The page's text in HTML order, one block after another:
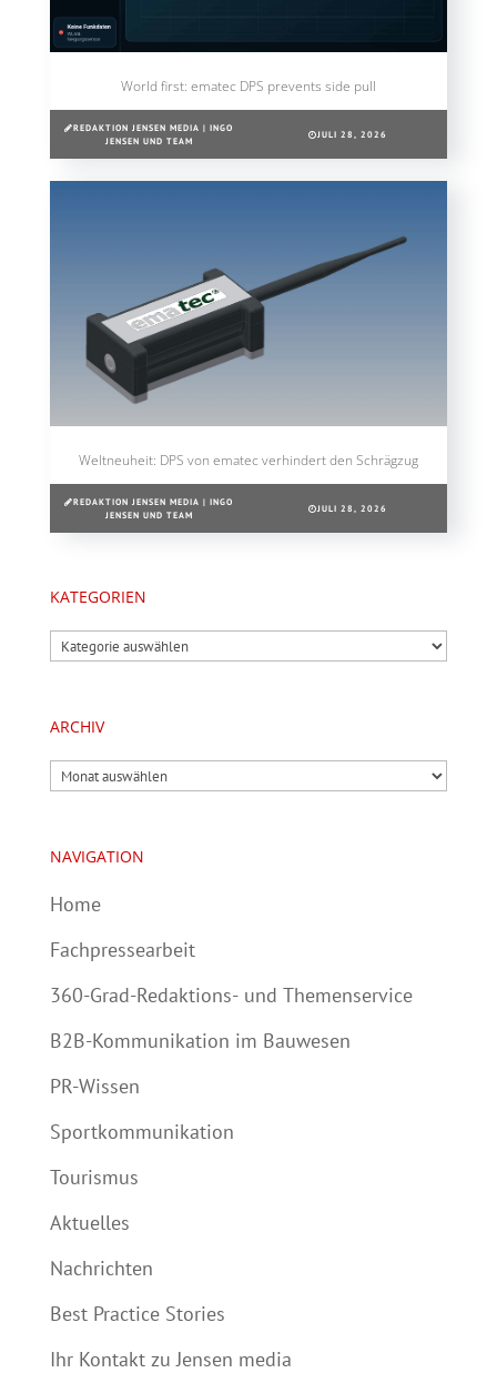
World first: ematec DPS prevents side pull
REDAKTION JENSEN MEDIA | INGO
JENSEN UND TEAM
JULI 28, 2026
Weltneuheit: DPS von ematec verhindert den Schrägzug
REDAKTION JENSEN MEDIA | INGO
JENSEN UND TEAM
JULI 28, 2026
KATEGORIEN
Kategorien
ARCHIV
Archiv
NAVIGATION
Home
Fachpressearbeit
360-Grad-Redaktions- und Themenservice
B2B-Kommunikation im Bauwesen
PR-Wissen
Sportkommunikation
Tourismus
Aktuelles
Nachrichten
Best Practice Stories
Ihr Kontakt zu Jensen media